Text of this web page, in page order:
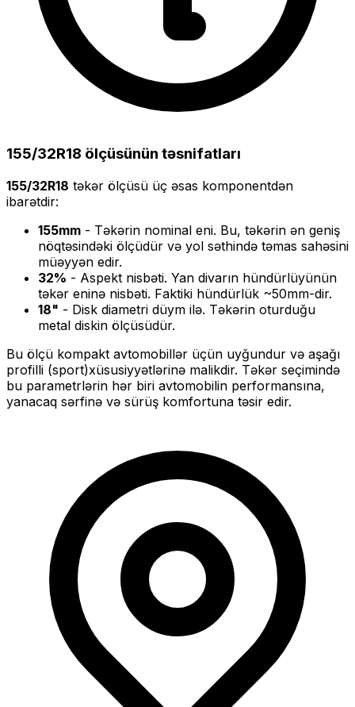
155/32R18 ölçüsünün təsnifatları
155/32R18 təkər ölçüsü üç əsas komponentdən
ibarətdir:
155mm - Təkərin nominal eni. Bu, təkərin ən geniş
nöqtəsindəki ölçüdür və yol səthində təmas sahəsini
müəyyən edir.
32% - Aspekt nisbəti. Yan divarın hündürlüyünün
təkər eninə nisbəti. Faktiki hündürlük ~50mm-dir.
18" - Disk diametri düym ilə. Təkərin oturduğu
metal diskin ölçüsüdür.
Bu ölçü kompakt avtomobillər üçün uyğundur və aşağı
profilli (sport)xüsusiyyətlərinə malikdir. Təkər seçimində
bu parametrlərin hər biri avtomobilin performansına,
yanacaq sərfinə və sürüş komfortuna təsir edir.